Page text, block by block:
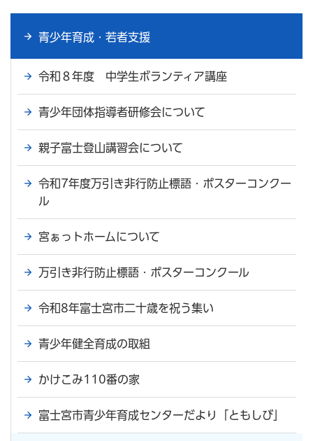
青少年育成・若者支援
令和８年度 中学生ボランティア講座
青少年団体指導者研修会について
親子富士登山講習会について
令和7年度万引き非行防止標語・ポスターコンクー
ル
宮ぁっトホームについて
万引き非行防止標語・ポスターコンクール
令和8年富士宮市二十歳を祝う集い
青少年健全育成の取組
かけこみ110番の家
富士宮市青少年育成センターだより「ともしび」